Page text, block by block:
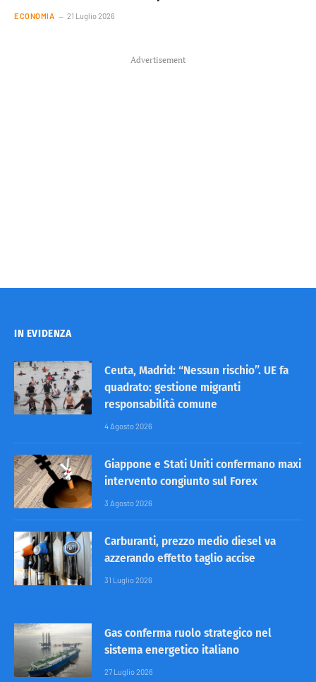
ECONOMIA 21 Luglio 2026
Advertisement
IN EVIDENZA
Ceuta, Madrid: “Nessun rischio”. UE fa
quadrato: gestione migranti
responsabilità comune
4 Agosto 2026
Giappone e Stati Uniti confermano maxi
intervento congiunto sul Forex
3 Agosto 2026
Carburanti, prezzo medio diesel va
azzerando effetto taglio accise
31 Luglio 2026
Gas conferma ruolo strategico nel
sistema energetico italiano
27 Luglio 2026